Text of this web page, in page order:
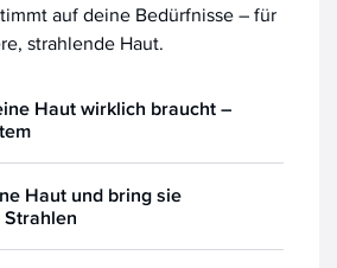
auf deine Bedürfnisse – für
strahlende Haut.
Haut wirklich braucht –
Haut und bring sie